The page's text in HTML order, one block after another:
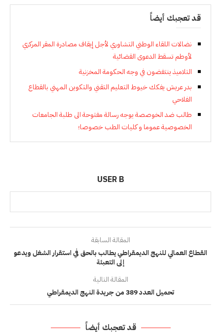
قد تعجبك أيضاً
نضالات اللقاء الوطني التشاوري لأجل إيقاف مصادرة المقر المركزي
لأوطم تسقط الدعوى القضائية
التلاميذ ينتفضون في وجه الحكومة المخزنية
بدر عريش يفكك خيوط التعليم التقني والتكوين المهني بالقطاع
الفلاحي
طالب ضد الخوصصة يوجه رسالة مفتوحة الى طلبة الجامعات
الخصوصية عموما و كليات الطب خصوصا؛
USER B
المقالة السابقة
القطاع العمالي للنهج الديمقراطي يطالب بالحق في استقرار الشغل ويدعو
إلى التعبئة
المقالة التالية
تحميل العدد 389 من جريدة النهج الديمقراطي
قد تعجبك أيضاً